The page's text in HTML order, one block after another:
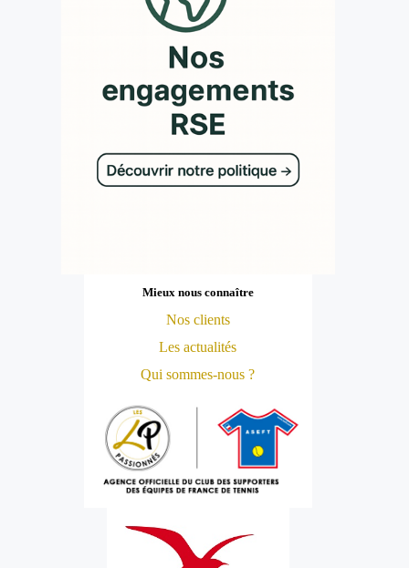
Mieux nous connaître
Nos clients
Les actualités
Qui sommes-nous ?